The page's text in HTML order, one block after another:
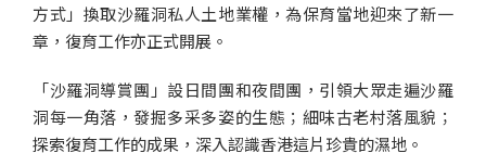
方式」換取沙羅洞私人土地業權，為保育當地迎來了新一
章，復育工作亦正式開展。
「沙羅洞導賞團」設日間團和夜間團，引領大眾走遍沙羅
洞每一角落，發掘多采多姿的生態；細味古老村落風貌；
探索復育工作的成果，深入認識香港這片珍貴的濕地。